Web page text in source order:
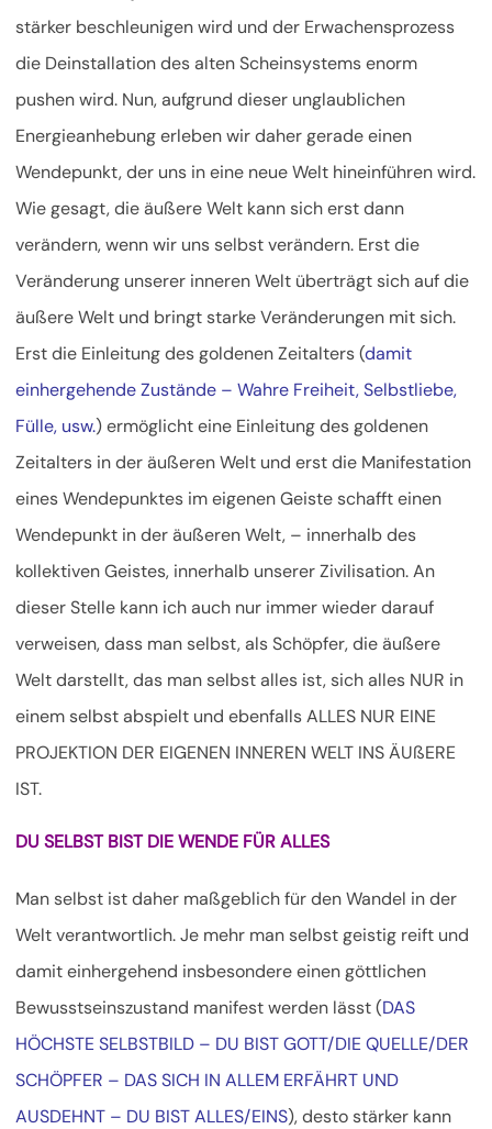
stärker beschleunigen wird und der Erwachensprozess
die Deinstallation des alten Scheinsystems enorm
pushen wird. Nun, aufgrund dieser unglaublichen
Energieanhebung erleben wir daher gerade einen
Wendepunkt, der uns in eine neue Welt hineinführen wird.
Wie gesagt, die äußere Welt kann sich erst dann
verändern, wenn wir uns selbst verändern. Erst die
Veränderung unserer inneren Welt überträgt sich auf die
äußere Welt und bringt starke Veränderungen mit sich.
Erst die Einleitung des goldenen Zeitalters (damit
einhergehende Zustände – Wahre Freiheit, Selbstliebe,
Fülle, usw.) ermöglicht eine Einleitung des goldenen
Zeitalters in der äußeren Welt und erst die Manifestation
eines Wendepunktes im eigenen Geiste schafft einen
Wendepunkt in der äußeren Welt, – innerhalb des
kollektiven Geistes, innerhalb unserer Zivilisation. An
dieser Stelle kann ich auch nur immer wieder darauf
verweisen, dass man selbst, als Schöpfer, die äußere
Welt darstellt, das man selbst alles ist, sich alles NUR in
einem selbst abspielt und ebenfalls ALLES NUR EINE
PROJEKTION DER EIGENEN INNEREN WELT INS ÄUßERE
IST.
DU SELBST BIST DIE WENDE FÜR ALLES
Man selbst ist daher maßgeblich für den Wandel in der
Welt verantwortlich. Je mehr man selbst geistig reift und
damit einhergehend insbesondere einen göttlichen
Bewusstseinszustand manifest werden lässt (DAS
HÖCHSTE SELBSTBILD – DU BIST GOTT/DIE QUELLE/DER
SCHÖPFER – DAS SICH IN ALLEM ERFÄHRT UND
AUSDEHNT – DU BIST ALLES/EINS), desto stärker kann